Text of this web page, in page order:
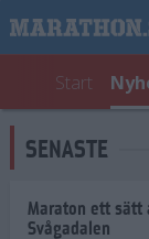
Start
SENASTE
Maraton ett sätt
Svågadalen